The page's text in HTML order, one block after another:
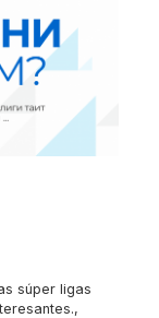
súper ligas